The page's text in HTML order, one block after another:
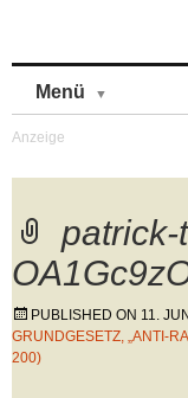
Menü
patrick-
PUBLISHED ON 11.
GRUNDGESETZ, „ANTI-
200)